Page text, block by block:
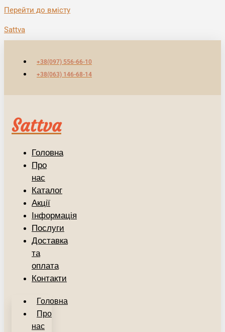
Перейти до вмісту
Sattva
+38(097) 556-66-10
+38(063) 146-68-14
Sattva
Головна
Про
нас
Каталог
Акції
Інформація
Послуги
Доставка
та
оплата
Контакти
Головна
Про
нас